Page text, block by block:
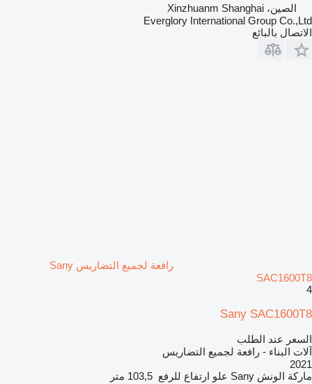
الصين، Xinzhuanm Shanghai
Everglory International Group Co.,Ltd
الاتصال بالبائع
رافعة لجميع التضاريس Sany
SAC1600T8
4
Sany SAC1600T8
السعر عند الطلب
آلات البناء - رافعة لجميع التضاريس
2021
ماركة الونش Sany علو ارتفاع للرفع 103,5 متر